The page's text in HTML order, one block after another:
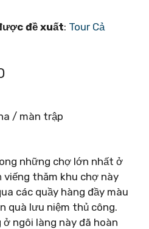
đề xuất: Tour Cả
/ màn trập
những chợ lớn nhất ở
viếng thăm khu chợ này
các quầy hàng đầy màu
quà lưu niệm thủ công.
ngôi làng này đã hoàn